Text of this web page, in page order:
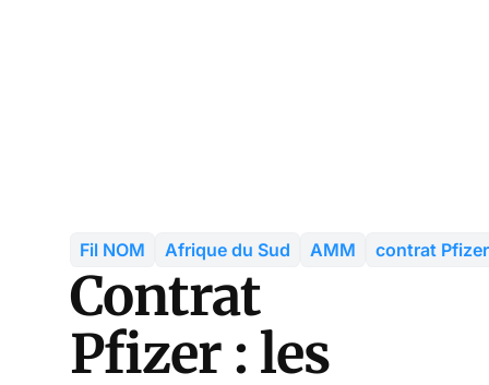
Fil NOM Afrique du Sud AMM contrat Pfizer
Contrat
Pfizer : les